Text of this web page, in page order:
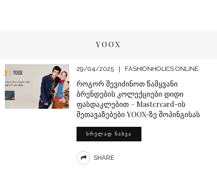
YOOX
29/04/2025 FASHIONHOLICS ONLINE
როგორ შევიძინოთ წამყვანი
ბრენდების კოლექციები დიდი
ფასდაკლებით – Mastercard-ის
შეთავაზებები YOOX-ზე შოპინგისას
ᲡᲠᲣᲚᲐᲓ ᲜᲐᲮᲕᲐ
SHARE